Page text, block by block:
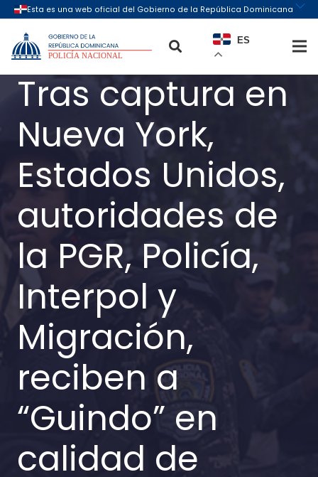
ES
Tras captura en
Nueva York,
Estados Unidos,
autoridades de
la PGR, Policía,
Interpol y
Migración,
reciben a
“Guindo” en
calidad de